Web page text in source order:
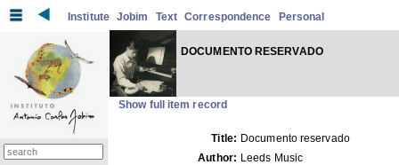
Institute Jobim Text Correspondence Personal
DOCUMENTO RESERVADO
Show full item record
Title: Documento reservado
Author: Leeds Music